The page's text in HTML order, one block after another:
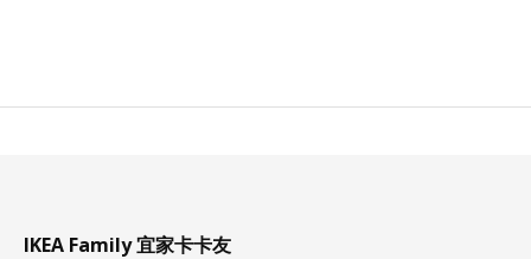
IKEA Family 宜家卡卡友